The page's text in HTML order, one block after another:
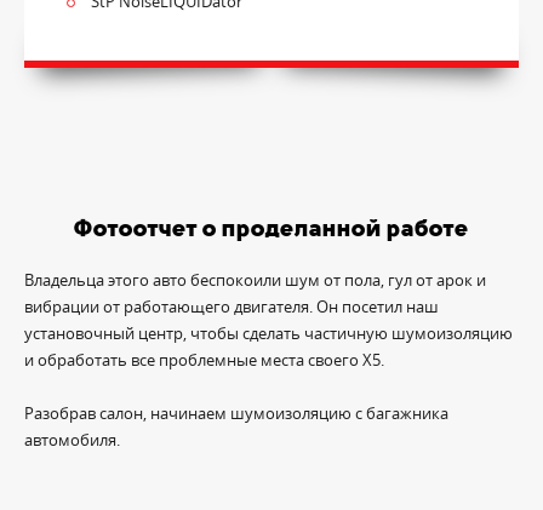
Фотоотчет о проделанной работе
Владельца этого авто беспокоили шум от пола, гул от арок и
вибрации от работающего двигателя. Он посетил наш
установочный центр, чтобы сделать частичную шумоизоляцию
и обработать все проблемные места своего X5.
Разобрав салон, начинаем шумоизоляцию с багажника
автомобиля.